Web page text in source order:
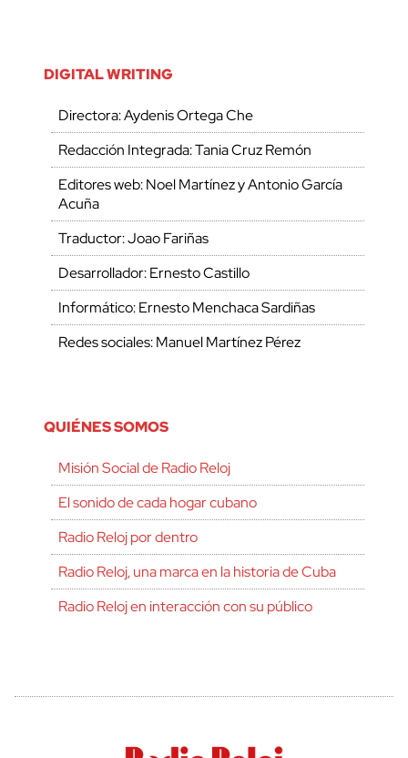
DIGITAL WRITING
Directora: Aydenis Ortega Che
Redacción Integrada: Tania Cruz Remón
Editores web: Noel Martínez y Antonio García
Acuña
Traductor: Joao Fariñas
Desarrollador: Ernesto Castillo
Informático: Ernesto Menchaca Sardiñas
Redes sociales: Manuel Martínez Pérez
QUIÉNES SOMOS
Misión Social de Radio Reloj
El sonido de cada hogar cubano
Radio Reloj por dentro
Radio Reloj, una marca en la historia de Cuba
Radio Reloj en interacción con su público